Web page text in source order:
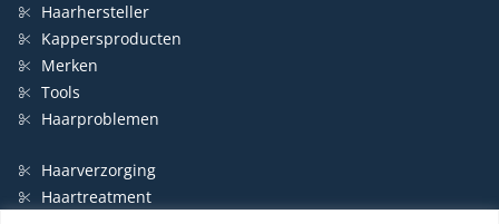
Haarhersteller
Kappersproducten
Merken
Tools
Haarproblemen
Haarverzorging
Haartreatment